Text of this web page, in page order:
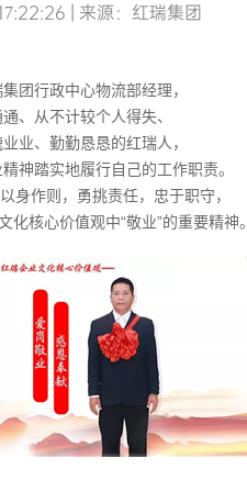
| 来源：红瑞集团
团行政中心物流部经理，
、从不计较个人得失、
业、勤勤恳恳的红瑞人，
神踏实地履行自己的工作职责。
身作则，勇挑责任，忠于职守，
化核心价值观中“敬业”的重要精神。